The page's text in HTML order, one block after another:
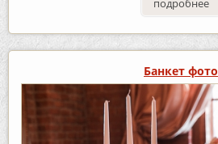
подробнее
Банкет фото